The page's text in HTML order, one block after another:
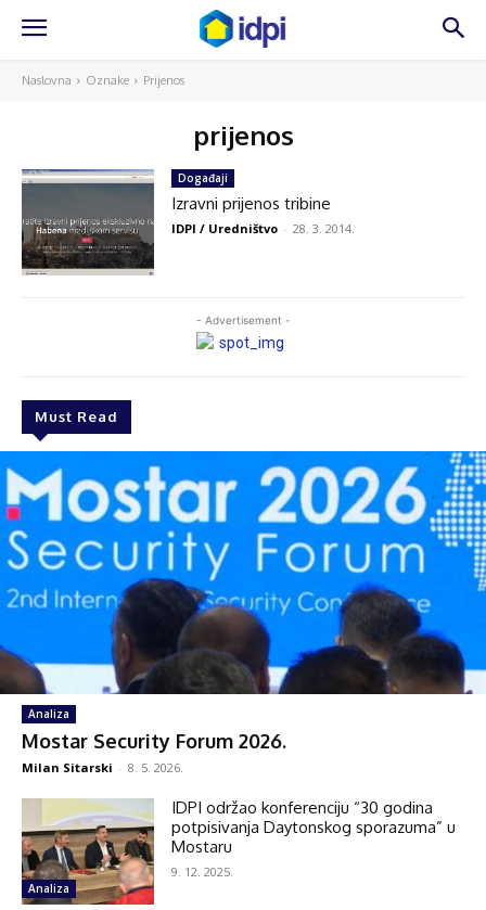
Naslovna Oznake Prijenos
prijenos
- Advertisement -
Must Read
Analiza
Mostar Security Forum 2026.
Milan Sitarski - 8. 5. 2026.
Analiza
IDPI održao konferenciju “30 godina
potpisivanja Daytonskog sporazuma” u
Mostaru
9. 12. 2025.
Događaji
Izravni prijenos tribine
IDPI / Uredništvo - 28. 3. 2014.